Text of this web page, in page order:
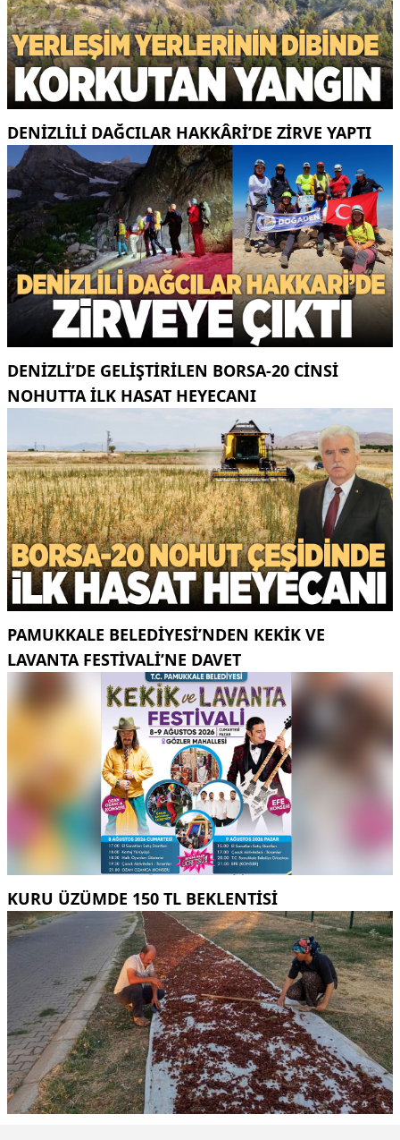
DENIZLILI DAĞCILAR HAKKÂRI’DE ZIRVE YAPTI
DENIZLI’DE GELIŞTIRILEN BORSA-20 CINSI
NOHUTTA ILK HASAT HEYECANI
PAMUKKALE BELEDIYESI’NDEN KEKIK VE
LAVANTA FESTIVALI’NE DAVET
KURU ÜZÜMDE 150 TL BEKLENTISI